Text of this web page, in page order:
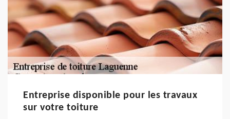
Entreprise disponible pour les travaux
sur votre toiture